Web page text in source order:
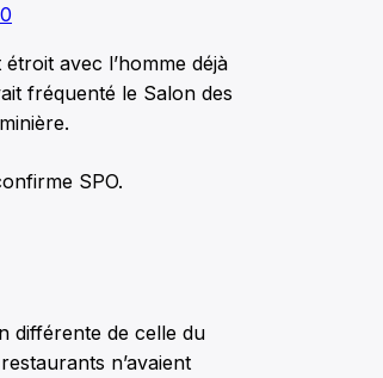
avec l’homme déjà
fréquenté le Salon des
SPO.
différente de celle du
n’avaient